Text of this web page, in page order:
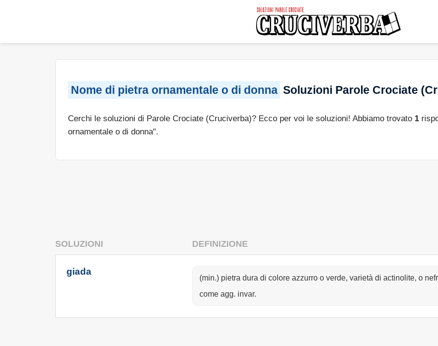
Nome di pietra ornamentale o di donna Soluzioni Parole Crociate
Cerchi le soluzioni di Parole Crociate (Cruciverba)? Ecco per voi le soluzioni! Abbiamo trovato 1
ornamentale o di donna".
SOLUZIONI DEFINIZIONE
giada
(min.) pietra dura di colore azzurro o verde, varietà di actinolite, o
come agg. invar.